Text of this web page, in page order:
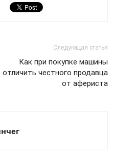
Следующая статья
Как при покупке машины
отличить честного продавца
от афериста